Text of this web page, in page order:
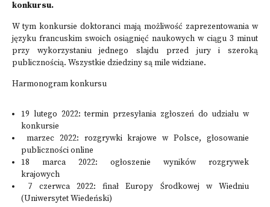
konkursu.
W tym konkursie doktoranci mają możliwość zaprezentowania w
języku francuskim swoich osiągnięć naukowych w ciągu 3 minut
przy wykorzystaniu jednego slajdu przed jury i szeroką
publicznością. Wszystkie dziedziny są mile widziane.
Harmonogram konkursu
19 lutego 2022: termin przesyłania zgłoszeń do udziału w
konkursie
marzec 2022: rozgrywki krajowe w Polsce, głosowanie
publiczności online
18 marca 2022: ogłoszenie wyników rozgrywek
krajowych
7 czerwca 2022: finał Europy Środkowej w Wiedniu
(Uniwersytet Wiedeński)